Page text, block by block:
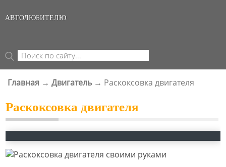
АВТОЛЮБИТЕЛЮ
ФОРМА ПОИСКА
Поиск
Главная → Двигатель → Раскоксовка двигателя
Раскоксовка двигателя